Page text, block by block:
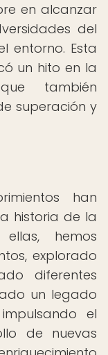
en alcanzar
del
entorno. Esta
un hito en la
también
superación y
han
historia de la
hemos
explorado
diferentes
un legado
el
de nuevas